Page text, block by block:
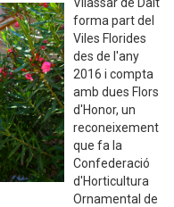
forma part del
Viles Florides
des de l'any
2016 i compta
amb dues Flors
d'Honor, un
reconeixement
que fa la
Confederació
d'Horticultura
Ornamental de